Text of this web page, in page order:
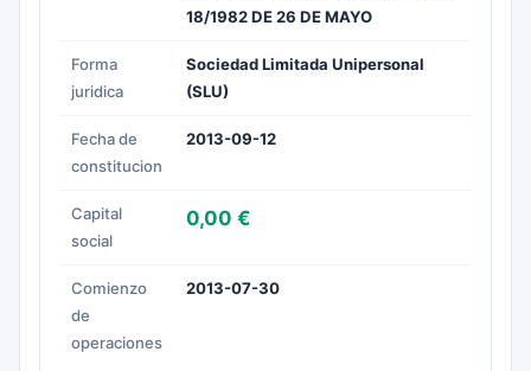
18/1982 DE 26 DE MAYO
Forma
juridica
Sociedad Limitada Unipersonal
(SLU)
Fecha de
constitucion
2013-09-12
Capital
social
0,00 €
Comienzo
de
operaciones
2013-07-30